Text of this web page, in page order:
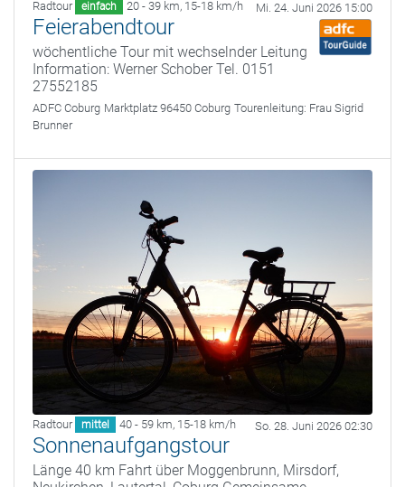
Radtour einfach 20 - 39 km, 15-18 km/h Mi. 24. Juni 2026 15:00
Feierabendtour
wöchentliche Tour mit wechselnder Leitung
Information: Werner Schober Tel. 0151
27552185
ADFC Coburg Marktplatz 96450 Coburg Tourenleitung: Frau Sigrid
Brunner
Radtour mittel 40 - 59 km, 15-18 km/h So. 28. Juni 2026 02:30
Sonnenaufgangstour
Länge 40 km Fahrt über Moggenbrunn, Mirsdorf,